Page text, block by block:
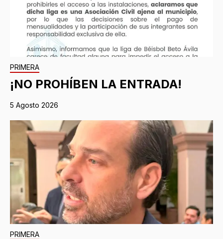
PRIMERA
¡NO PROHÍBEN LA ENTRADA!
5 Agosto 2026
PRIMERA